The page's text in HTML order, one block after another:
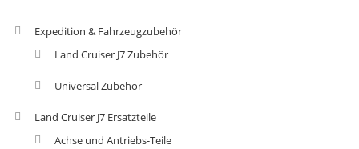
Expedition & Fahrzeugzubehör
Land Cruiser J7 Zubehör
Universal Zubehör
Land Cruiser J7 Ersatzteile
Achse und Antriebs-Teile